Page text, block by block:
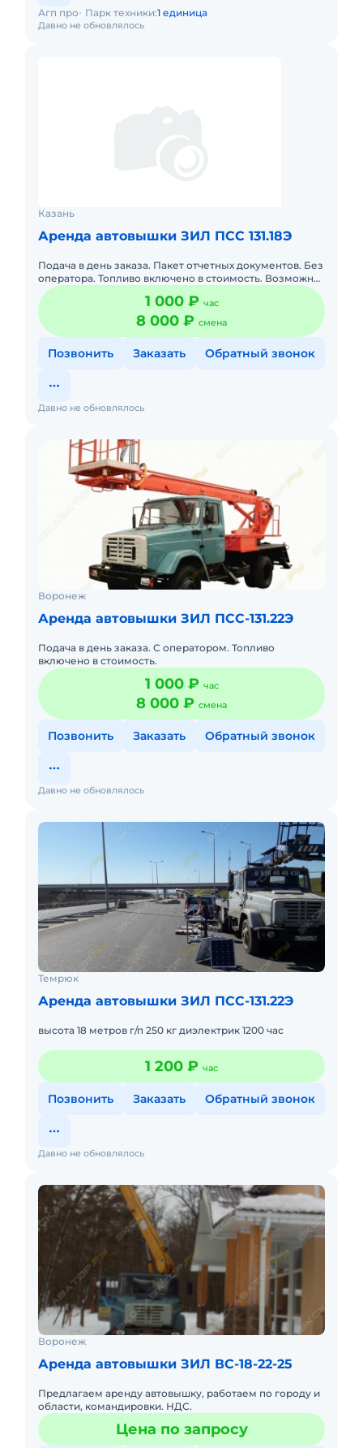
Давно не обновлялось
Агп про Парк техники:1 единица
Казань
Аренда автовышки ЗИЛ ПСС 131.18Э
Подача в день заказа. Пакет отчетных документов. Без
оператора. Топливо включено в стоимость. Возможна
долгосрочная аренда.
1 000 ₽ час
8 000 ₽ смена
Позвонить Заказать Обратный звонок
Давно не обновлялось
Воронеж
Аренда автовышки ЗИЛ ПСС-131.22Э
Подача в день заказа. С оператором. Топливо
включено в стоимость.
1 000 ₽ час
8 000 ₽ смена
Позвонить Заказать Обратный звонок
Давно не обновлялось
Темрюк
Аренда автовышки ЗИЛ ПСС-131.22Э
высота 18 метров г/п 250 кг диэлектрик 1200 час
1 200 ₽ час
Позвонить Заказать Обратный звонок
Давно не обновлялось
Воронеж
Аренда автовышки ЗИЛ ВС-18-22-25
Предлагаем аренду автовышку, работаем по городу и
области, командировки. НДС.
Цена по запросу